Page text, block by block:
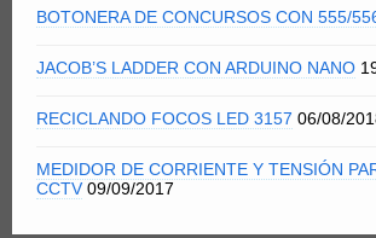
BOTONERA DE CONCURSOS CON 555/
JACOB’S LADDER CON ARDUINO NANO
RECICLANDO FOCOS LED 3157 06/08/
MEDIDOR DE CORRIENTE Y TENSIÓN
CCTV 09/09/2017